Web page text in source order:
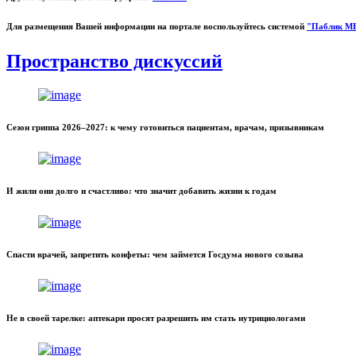
Для размещения Вашей информации на портале воспользуйтесь системой "Паблик
Пространство дискуссий
Сезон гриппа 2026–2027: к чему готовиться пациентам, врачам, призывникам
И жили они долго и счастливо: что значит добавить жизни к годам
Спасти врачей, запретить конфеты: чем займется Госдума нового созыва
Не в своей тарелке: аптекари просят разрешить им стать нутрициологами